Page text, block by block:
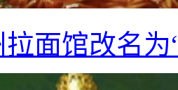
面馆改名